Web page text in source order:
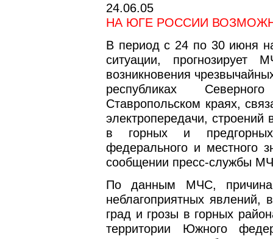
24.06.05
НА ЮГЕ РОССИИ
В период с 24 по 30 июня
ситуации, прогнозирует
возникновения
республиках
Ставропольском краях,
электропередачи, строений
в горных и
федерального и местного
сообщении пресс-службы
По данным МЧС,
неблагоприятных
град и грозы в горных
территории Южного